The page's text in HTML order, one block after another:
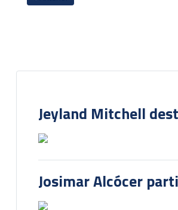
Jeyland Mitchell
Josimar Alcócer